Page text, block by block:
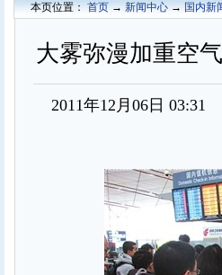
本页位置：首页→新闻中心→国内新
大雾弥漫加重空
2011年12月06日